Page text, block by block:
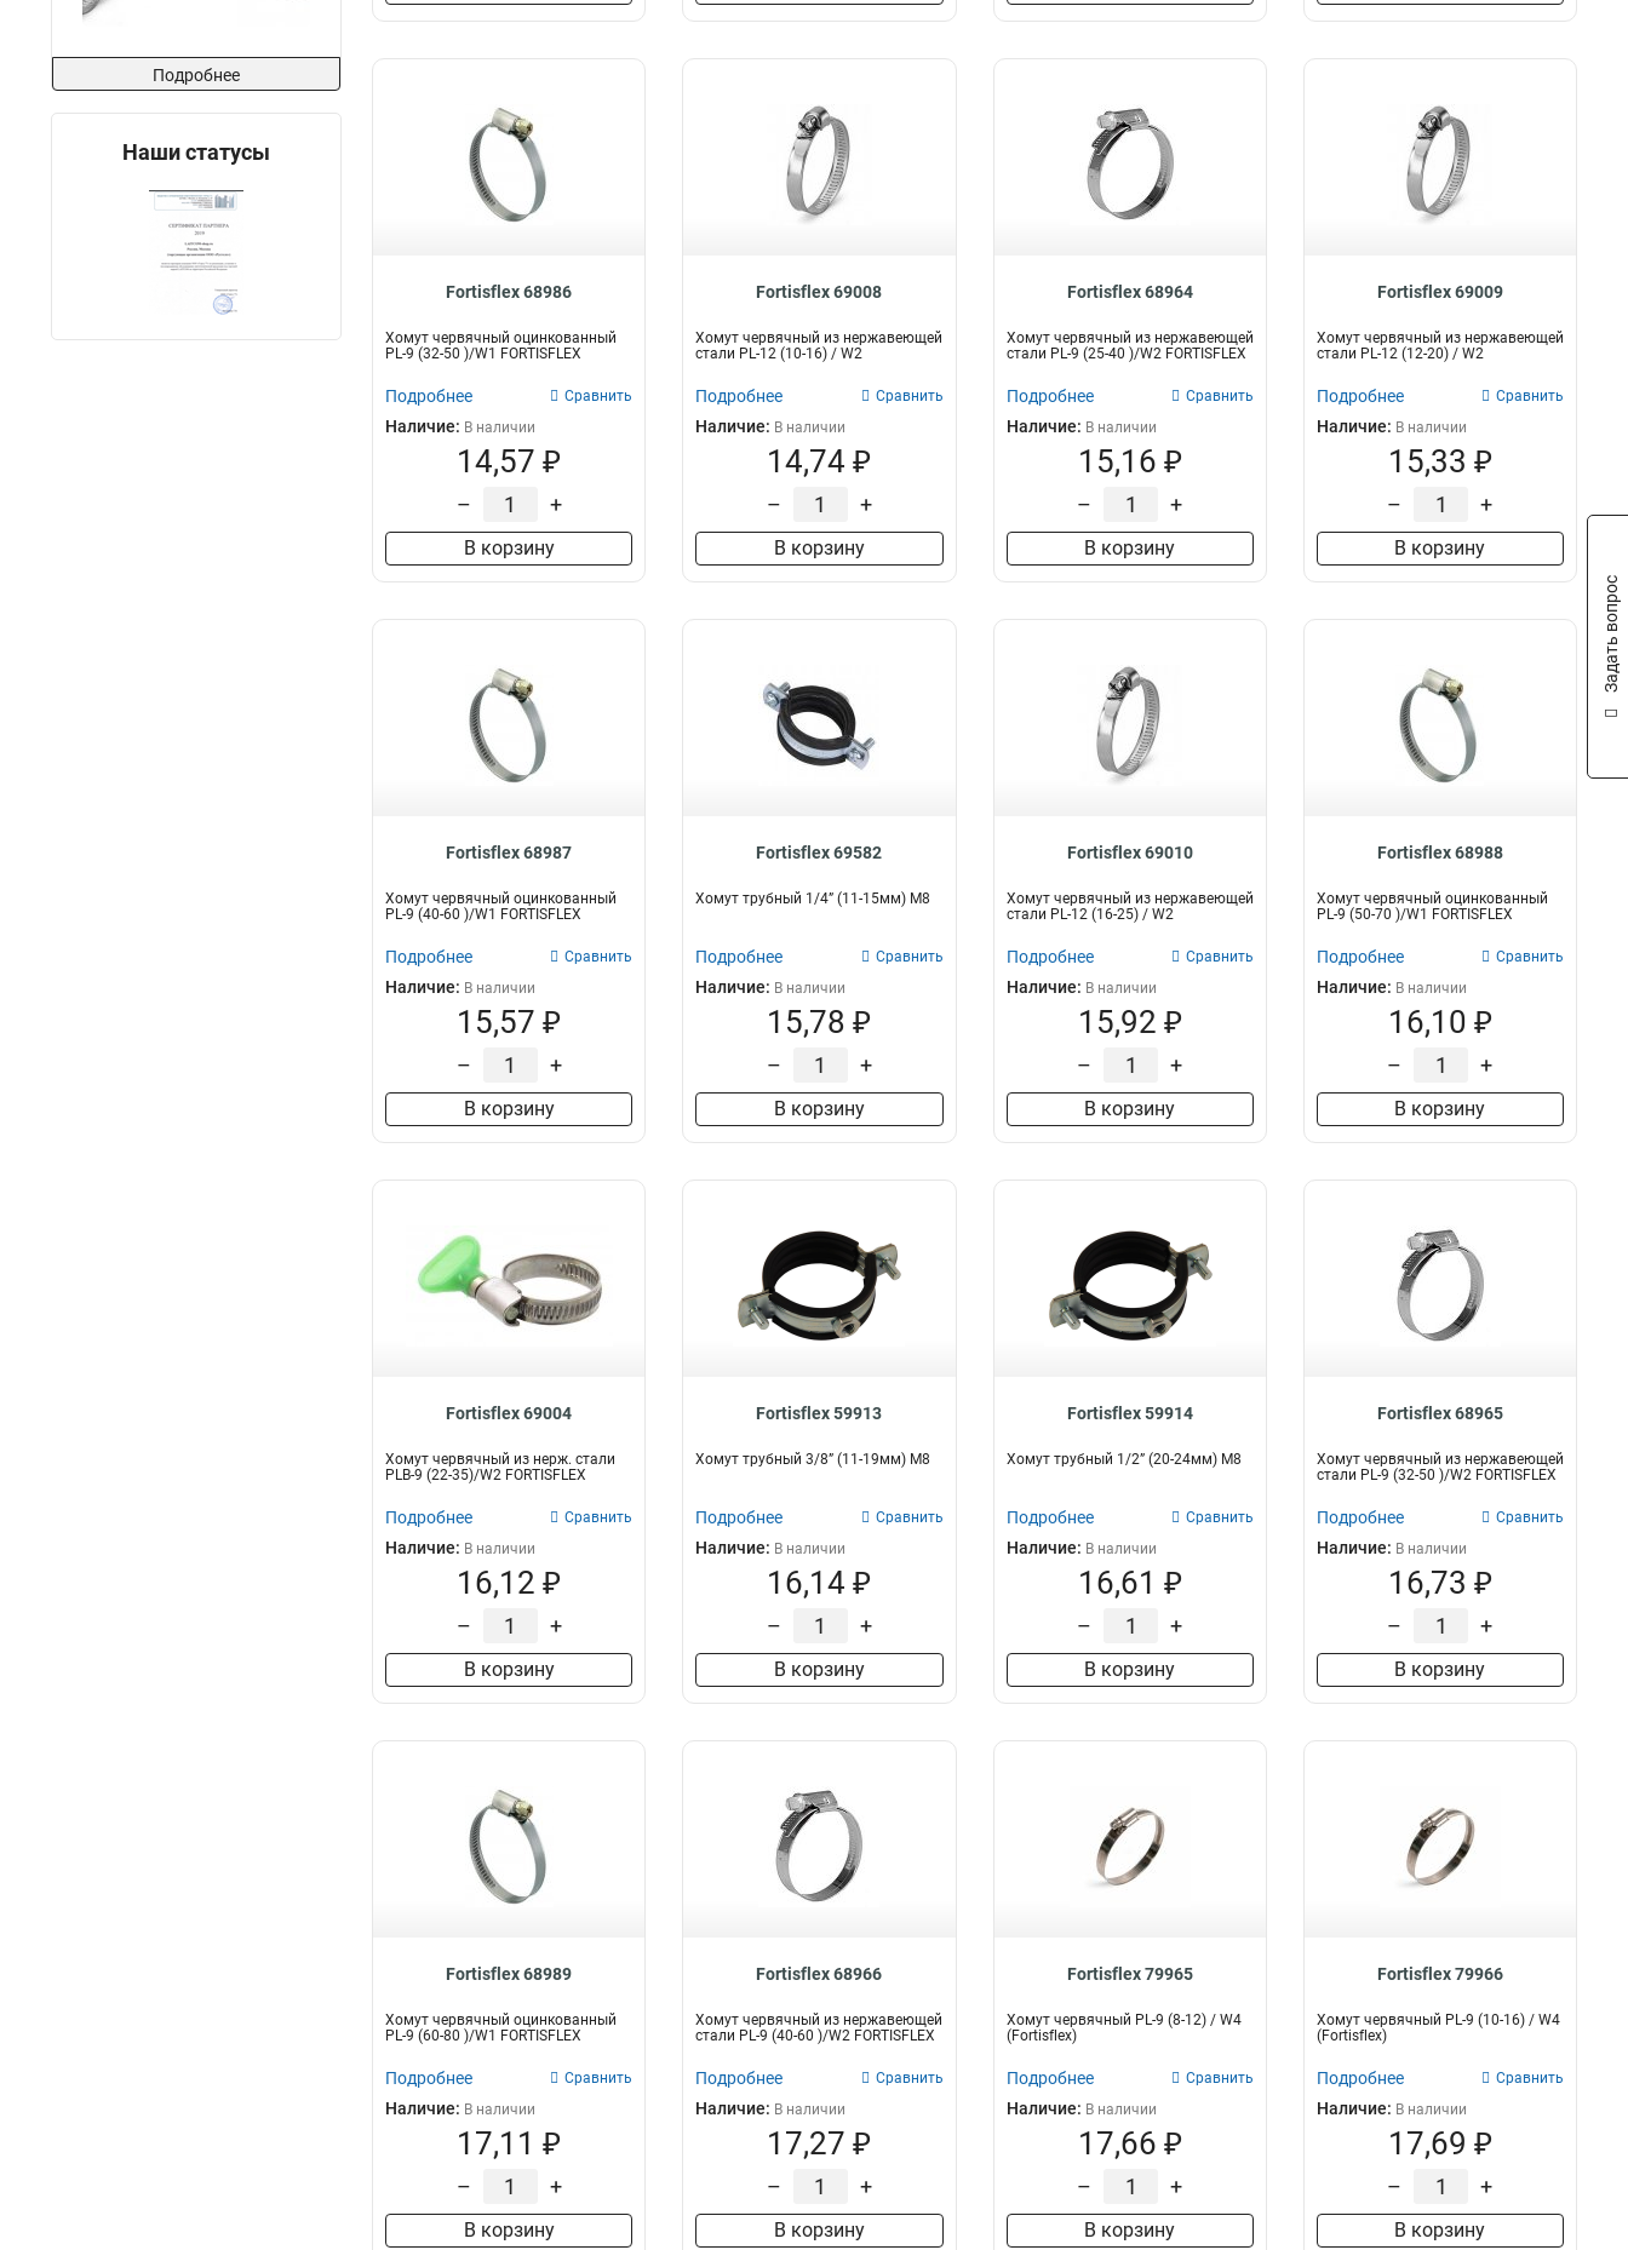
Подробнее
Наши статусы
Fortisflex 68986
Хомут червячный оцинкованный
PL-9 (32-50 )/W1 FORTISFLEX
Подробнее Сравнить
Наличие: В наличии
14,57 ₽
– +
В корзину
Fortisflex 69008
Хомут червячный из нержавеющей
стали PL-12 (10-16) / W2
Подробнее Сравнить
Наличие: В наличии
14,74 ₽
– +
В корзину
Fortisflex 68964
Хомут червячный из нержавеющей
стали PL-9 (25-40 )/W2 FORTISFLEX
Подробнее Сравнить
Наличие: В наличии
15,16 ₽
– +
В корзину
Fortisflex 69009
Хомут червячный из нержавеющей
стали PL-12 (12-20) / W2
Подробнее Сравнить
Наличие: В наличии
15,33 ₽
– +
В корзину
Fortisflex 68987
Хомут червячный оцинкованный
PL-9 (40-60 )/W1 FORTISFLEX
Подробнее Сравнить
Наличие: В наличии
15,57 ₽
– +
В корзину
Fortisflex 69582
Хомут трубный 1/4” (11-15мм) М8
Подробнее Сравнить
Наличие: В наличии
15,78 ₽
– +
В корзину
Fortisflex 69010
Хомут червячный из нержавеющей
стали PL-12 (16-25) / W2
Подробнее Сравнить
Наличие: В наличии
15,92 ₽
– +
В корзину
Fortisflex 68988
Хомут червячный оцинкованный
PL-9 (50-70 )/W1 FORTISFLEX
Подробнее Сравнить
Наличие: В наличии
16,10 ₽
– +
В корзину
Fortisflex 69004
Хомут червячный из нерж. стали
PLB-9 (22-35)/W2 FORTISFLEX
Подробнее Сравнить
Наличие: В наличии
16,12 ₽
– +
В корзину
Fortisflex 59913
Хомут трубный 3/8” (11-19мм) М8
Подробнее Сравнить
Наличие: В наличии
16,14 ₽
– +
В корзину
Fortisflex 59914
Хомут трубный 1/2” (20-24мм) М8
Подробнее Сравнить
Наличие: В наличии
16,61 ₽
– +
В корзину
Fortisflex 68965
Хомут червячный из нержавеющей
стали PL-9 (32-50 )/W2 FORTISFLEX
Подробнее Сравнить
Наличие: В наличии
16,73 ₽
– +
В корзину
Fortisflex 68989
Хомут червячный оцинкованный
PL-9 (60-80 )/W1 FORTISFLEX
Подробнее Сравнить
Наличие: В наличии
17,11 ₽
– +
В корзину
Fortisflex 68966
Хомут червячный из нержавеющей
стали PL-9 (40-60 )/W2 FORTISFLEX
Подробнее Сравнить
Наличие: В наличии
17,27 ₽
– +
В корзину
Fortisflex 79965
Хомут червячный PL-9 (8-12) / W4
(Fortisflex)
Подробнее Сравнить
Наличие: В наличии
17,66 ₽
– +
В корзину
Fortisflex 79966
Хомут червячный PL-9 (10-16) / W4
(Fortisflex)
Подробнее Сравнить
Наличие: В наличии
17,69 ₽
– +
В корзину
Задать вопрос